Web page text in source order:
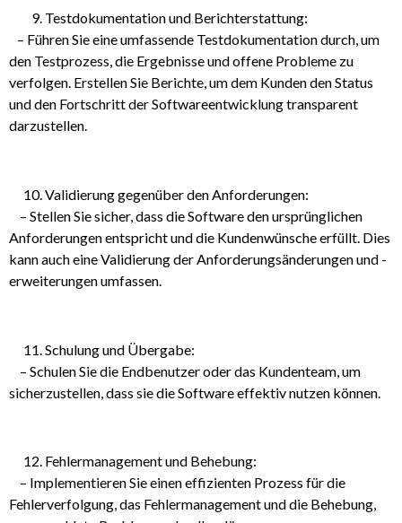
Testdokumentation und Berichterstattung:
– Führen Sie eine umfassende Testdokumentation durch, um
den Testprozess, die Ergebnisse und offene Probleme zu
verfolgen. Erstellen Sie Berichte, um dem Kunden den Status
und den Fortschritt der Softwareentwicklung transparent
darzustellen.
Validierung gegenüber den Anforderungen:
– Stellen Sie sicher, dass die Software den ursprünglichen
Anforderungen entspricht und die Kundenwünsche erfüllt. Dies
kann auch eine Validierung der Anforderungsänderungen und -
erweiterungen umfassen.
Schulung und Übergabe:
– Schulen Sie die Endbenutzer oder das Kundenteam, um
sicherzustellen, dass sie die Software effektiv nutzen können.
Fehlermanagement und Behebung:
– Implementieren Sie einen effizienten Prozess für die
Fehlerverfolgung, das Fehlermanagement und die Behebung,